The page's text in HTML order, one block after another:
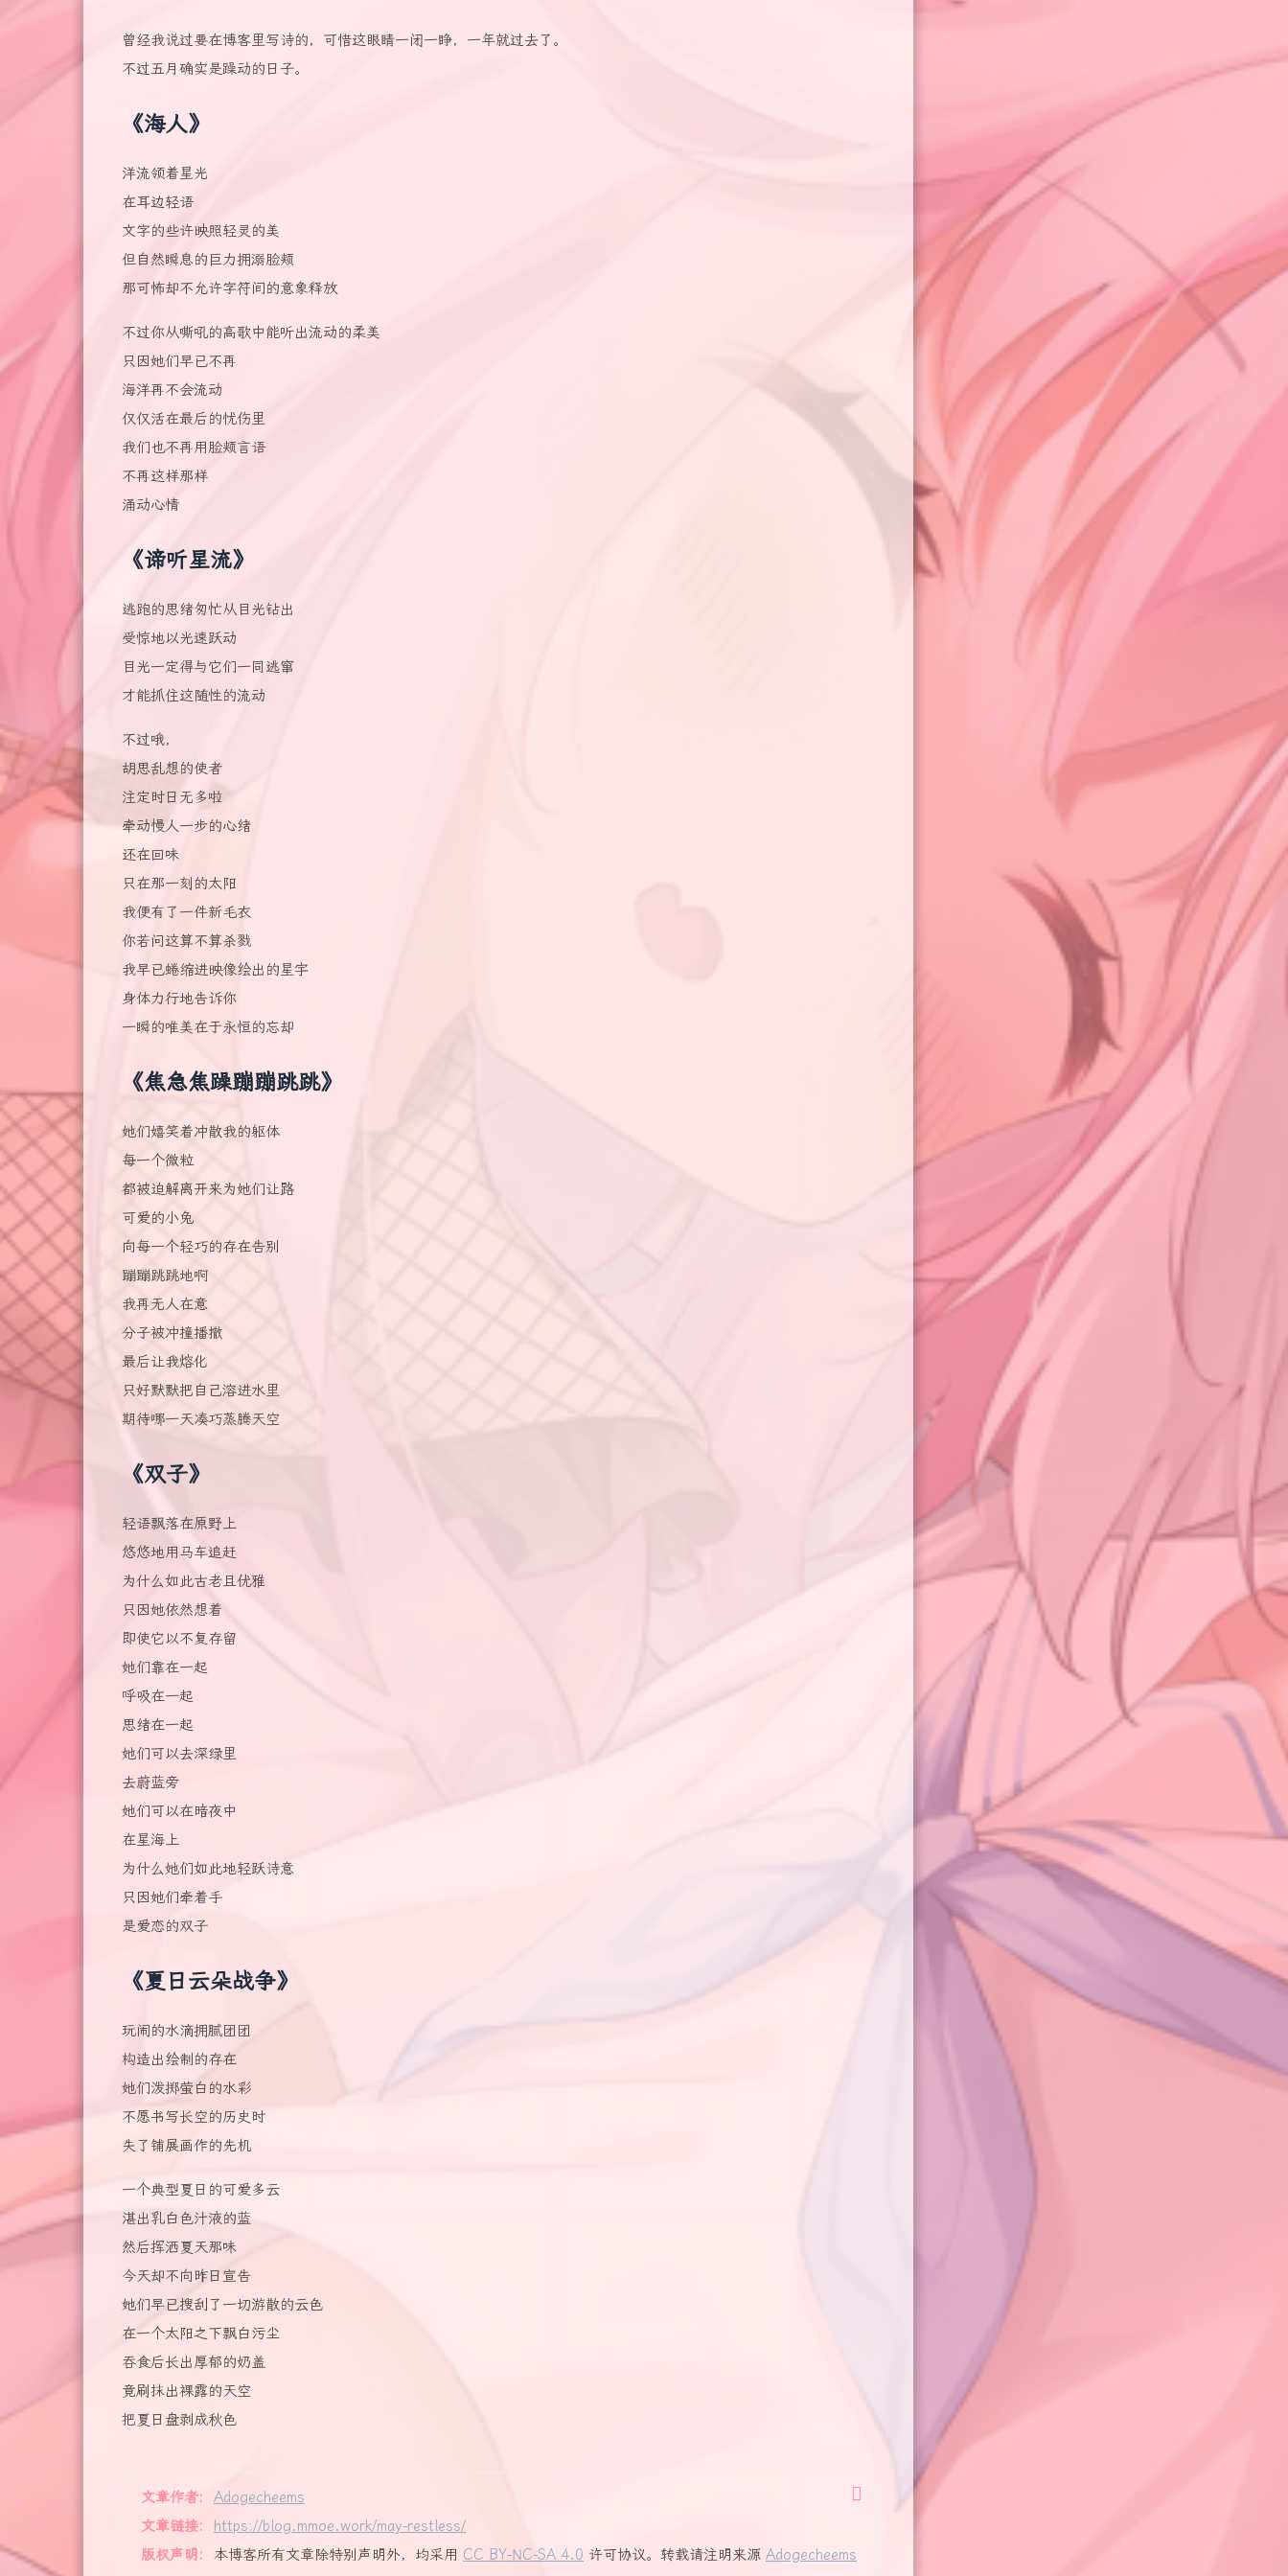
曾经我说过要在博客里写诗的，可惜这眼睛一闭一睁，一年就过去了。
不过五月确实是躁动的日子。
《海人》
洋流领着星光
在耳边轻语
文字的些许映照轻灵的美
但自然瞬息的巨力拥溺脸颊
那可怖却不允许字符间的意象释放
不过你从嘶吼的高歌中能听出流动的柔美
只因她们早已不再
海洋再不会流动
仅仅活在最后的忧伤里
我们也不再用脸颊言语
不再这样那样
涌动心情
《谛听星流》
逃跑的思绪匆忙从目光钻出
受惊地以光速跃动
目光一定得与它们一同逃窜
才能抓住这随性的流动
不过哦，
胡思乱想的使者
注定时日无多啦
牵动慢人一步的心绪
还在回味
只在那一刻的太阳
我便有了一件新毛衣
你若问这算不算杀戮
我早已蜷缩进映像绘出的星宇
身体力行地告诉你
一瞬的唯美在于永恒的忘却
《焦急焦躁蹦蹦跳跳》
她们嬉笑着冲散我的躯体
每一个微粒
都被迫解离开来为她们让路
可爱的小兔
向每一个轻巧的存在告别
蹦蹦跳跳地啊
我再无人在意
分子被冲撞播撒
最后让我熔化
只好默默把自己溶进水里
期待哪一天凑巧蒸腾天空
《双子》
轻语飘落在原野上
悠悠地用马车追赶
为什么如此古老且优雅
只因她依然想着
即使它以不复存留
她们靠在一起
呼吸在一起
思绪在一起
她们可以去深绿里
去蔚蓝旁
她们可以在暗夜中
在星海上
为什么她们如此地轻跃诗意
只因她们牵着手
是爱恋的双子
《夏日云朵战争》
玩闹的水滴拥腻团团
构造出绘制的存在
她们泼掷萤白的水彩
不愿书写长空的历史时
失了铺展画作的先机
一个典型夏日的可爱多云
湛出乳白色汁液的蓝
然后挥洒夏天那味
今天却不向昨日宣告
她们早已搜刮了一切游散的云色
在一个太阳之下飘白污尘
吞食后长出厚郁的奶盖
竟刷抹出裸露的天空
把夏日盘剥成秋色
文章作者:
Adogecheems
文章链接:
https://blog.mmoe.work/may-restless/
版权声明:
本博客所有文章除特别声明外，均采用 CC BY-NC-SA 4.0 许可协议。转载请注明来源 Adogecheems